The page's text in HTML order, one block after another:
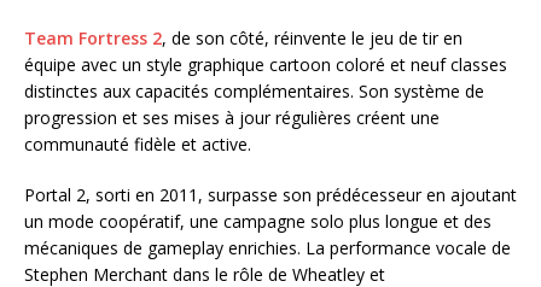
Team Fortress 2, de son côté, réinvente le jeu de tir en
équipe avec un style graphique cartoon coloré et neuf classes
distinctes aux capacités complémentaires. Son système de
progression et ses mises à jour régulières créent une
communauté fidèle et active.
Portal 2, sorti en 2011, surpasse son prédécesseur en ajoutant
un mode coopératif, une campagne solo plus longue et des
mécaniques de gameplay enrichies. La performance vocale de
Stephen Merchant dans le rôle de Wheatley et